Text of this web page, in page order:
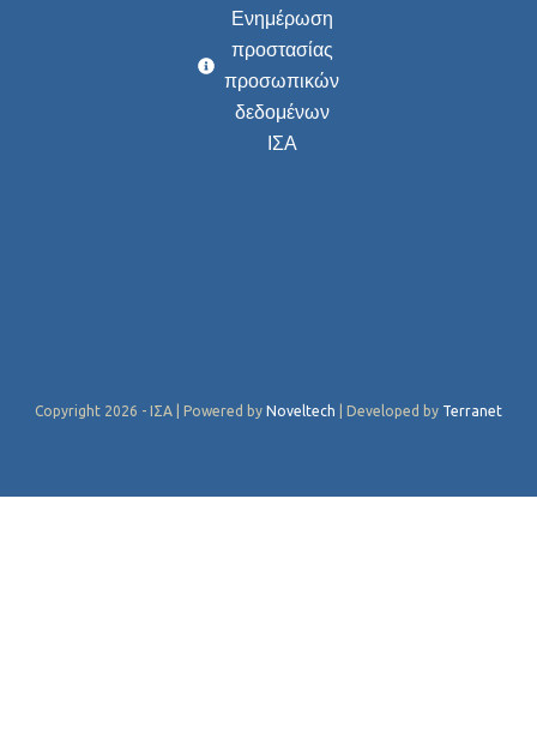
Ενημέρωση
προστασίας
προσωπικών
δεδομένων
ΙΣΑ
Copyright 2026 - ΙΣΑ | Powered by Noveltech | Developed by Terranet